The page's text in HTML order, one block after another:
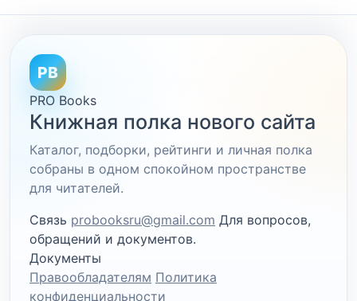
PB
PRO Books
Книжная полка нового сайта
Каталог, подборки, рейтинги и личная полка
собраны в одном спокойном пространстве
для читателей.
Связь probooksru@gmail.com Для вопросов,
обращений и документов.
Документы
Правообладателям Политика
конфиденциальности